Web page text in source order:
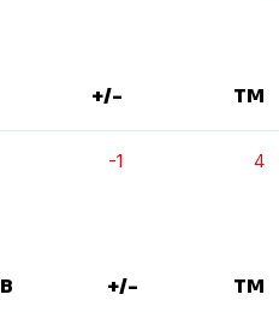
+/- TM
-1 4
B +/- TM